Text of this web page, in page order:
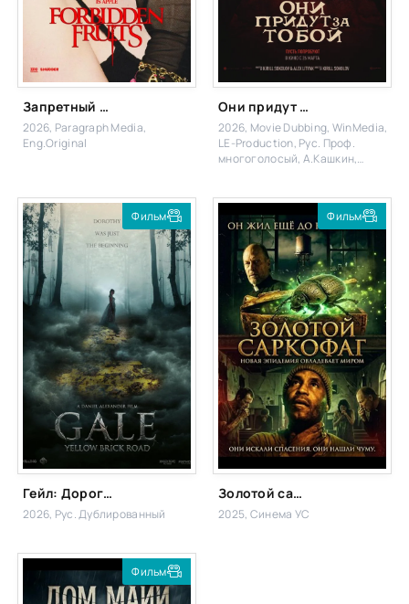
Запретный плод
2026, Paragraph Media,
Eng.Original
Они придут за тобой
2026, Movie Dubbing, WinMedia,
LE-Production, Рус. Проф.
многоголосый, А.Кашкин,
Фильм
Гейл: Дорога из жёлтого кирпича
2026, Рус. Дублированный
Фильм
Золотой саркофаг
2025, Синема УС
Фильм